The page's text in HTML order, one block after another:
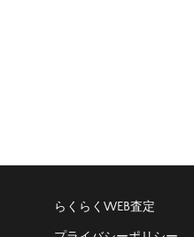
らくらくWEB査定